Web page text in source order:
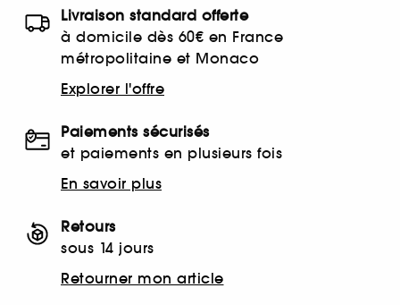
Livraison standard offerte
à domicile dès 60€ en France
métropolitaine et Monaco
Explorer l'offre
Paiements sécurisés
et paiements en plusieurs fois
En savoir plus
Retours
sous 14 jours
Retourner mon article